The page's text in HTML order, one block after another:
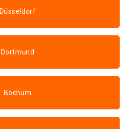
Düsseldorf
Dortmund
Bochum